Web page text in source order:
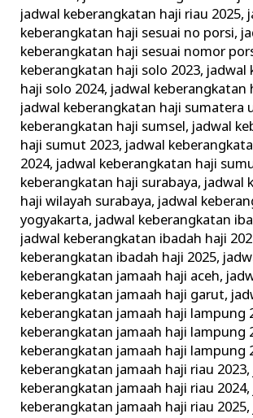
jadwal keberangkatan haji riau 2025,
keberangkatan haji sesuai no porsi,
keberangkatan haji sesuai nomor
keberangkatan haji solo 2023, jadwal
haji solo 2024, jadwal keberangkatan
jadwal keberangkatan haji sumatera
keberangkatan haji sumsel, jadwal
haji sumut 2023, jadwal
2024, jadwal keberangkatan haji
keberangkatan haji surabaya, jadwal
haji wilayah surabaya, jadwal
yogyakarta, jadwal keberangkatan
jadwal keberangkatan ibadah haji
keberangkatan ibadah haji 2025,
keberangkatan jamaah haji aceh,
keberangkatan jamaah haji garut,
keberangkatan jamaah haji lampung
keberangkatan jamaah haji lampung
keberangkatan jamaah haji lampung
keberangkatan jamaah haji riau 2023,
keberangkatan jamaah haji riau 2024,
keberangkatan jamaah haji riau 2025,